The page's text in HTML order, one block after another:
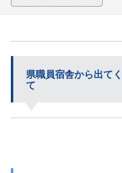
県職員宿舎から出て
て